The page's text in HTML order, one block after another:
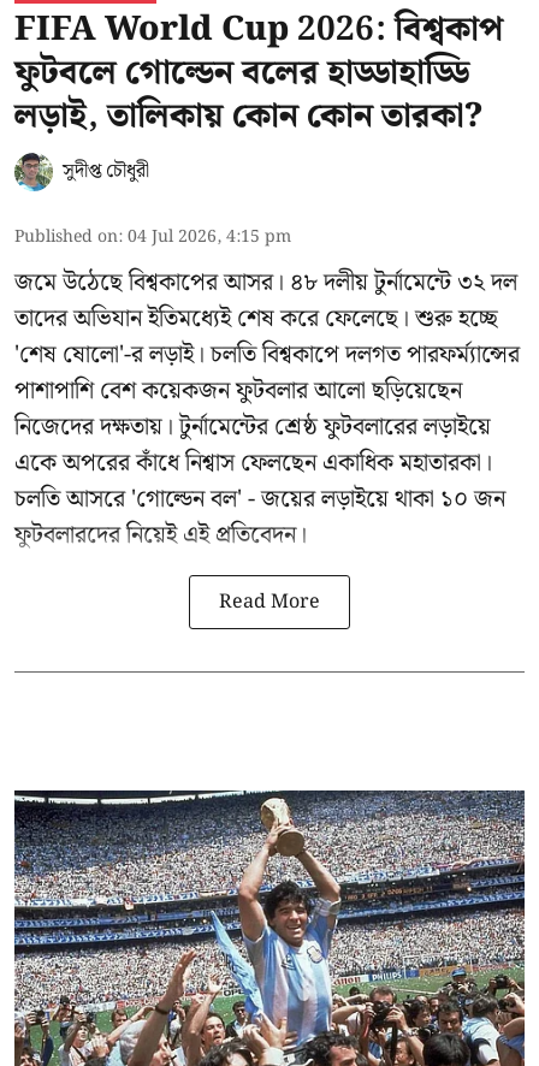
FIFA World Cup 2026: বিশ্বকাপ
ফুটবলে গোল্ডেন বলের হাড্ডাহাড্ডি
লড়াই, তালিকায় কোন কোন তারকা?
সুদীপ্ত চৌধুরী
Published on:04 Jul 2026, 4:15 pm
জমে উঠেছে বিশ্বকাপের আসর। ৪৮ দলীয় টুর্নামেন্টে ৩২ দল
তাদের অভিযান ইতিমধ্যেই শেষ করে ফেলেছে। শুরু হচ্ছে
'শেষ ষোলো'-র লড়াই। চলতি বিশ্বকাপে দলগত পারফর্ম্যান্সের
পাশাপাশি বেশ কয়েকজন ফুটবলার আলো ছড়িয়েছেন
নিজেদের দক্ষতায়। টুর্নামেন্টের শ্রেষ্ঠ ফুটবলারের লড়াইয়ে
একে অপরের কাঁধে নিশ্বাস ফেলছেন একাধিক মহাতারকা।
চলতি আসরে 'গোল্ডেন বল' - জয়ের লড়াইয়ে থাকা ১০ জন
ফুটবলারদের নিয়েই এই প্রতিবেদন।
Read More